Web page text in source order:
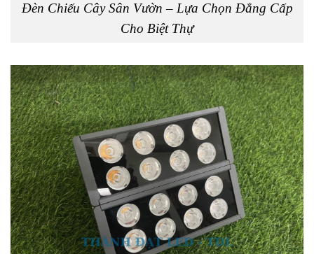
Đèn Chiếu Cây Sân Vườn – Lựa Chọn Đẳng Cấp
Cho Biệt Thự